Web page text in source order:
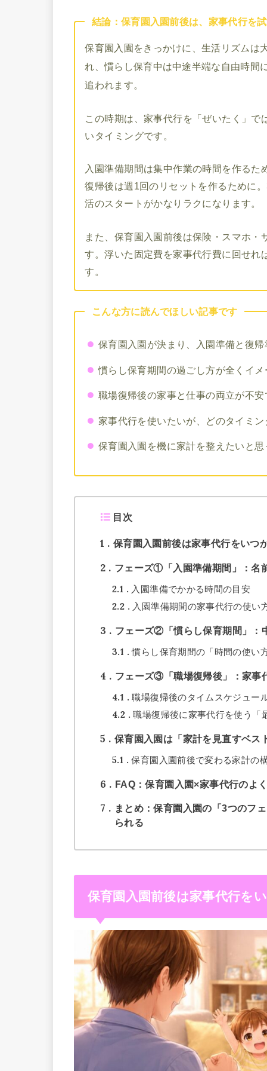
結論：保育園入園前後は、家事代行を
保育園入園をきっかけに、生活リズムは
れ、慣らし保育中は中途半端な自由時間
追われます。
この時期は、家事代行を「ぜいたく」
いタイミングです。
入園準備期間は集中作業の時間を作る
復帰後は週1回のリセットを作るために
活のスタートがかなりラクになります。
また、保育園入園前後は保険・スマホ
す。浮いた固定費を家事代行費に回せれ
す。
こんな方に読んでほしい記事です
保育園入園が決まり、入園準備と復
慣らし保育期間の過ごし方が全くイ
職場復帰後の家事と仕事の両立が不
家事代行を使いたいが、どのタイミ
保育園入園を機に家計を整えたいと
目次
1 保育園入園前後は家事代行をいつ
2 フェーズ①「入園準備期間」：名
2.1 入園準備でかかる時間の目安
2.2 入園準備期間の家事代行の使い
3 フェーズ②「慣らし保育期間」：
3.1 慣らし保育期間の「時間の使い
4 フェーズ③「職場復帰後」：家事
4.1 職場復帰後のタイムスケジュー
4.2 職場復帰後に家事代行を使う「
5 保育園入園は「家計を見直すベス
5.1 保育園入園前後で変わる家計の
6 FAQ：保育園入園×家事代行のよ
7
まとめ：保育園入園の「3つのフ
られる
保育園入園前後は家事代行を